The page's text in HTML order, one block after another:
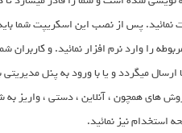
نمائید. پس از نصب این اسکریپت شما
را وارد نرم افزار نمائید. و
ارسال میگردد و یا با ورود به پنل
های همچون ، آنلاین ، دستی ، واریز
استخدام نیز نمائید.